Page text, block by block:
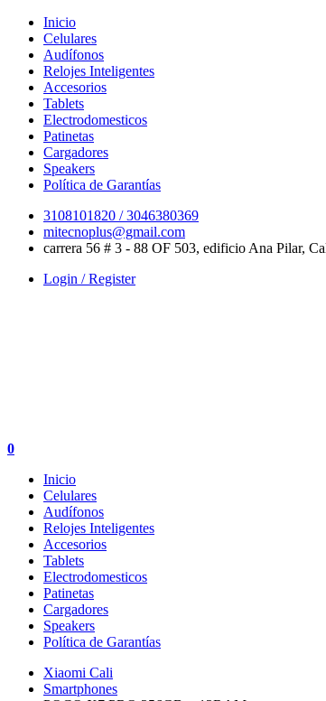
Skip
content
Inicio
Celulares
Audífonos
Relojes Inteligentes
Accesorios
Tablets
Electrodomesticos
Patinetas
Cargadores
Speakers
Política de Garantías
3108101820 / 3046380369
mitecnoplus@gmail.com
carrera 56 # 3 - 88 OF 503, edificio Ana Pilar,
Login / Register
0
Inicio
Celulares
Audífonos
Relojes Inteligentes
Accesorios
Tablets
Electrodomesticos
Patinetas
Cargadores
Speakers
Política de Garantías
Xiaomi Cali
Smartphones